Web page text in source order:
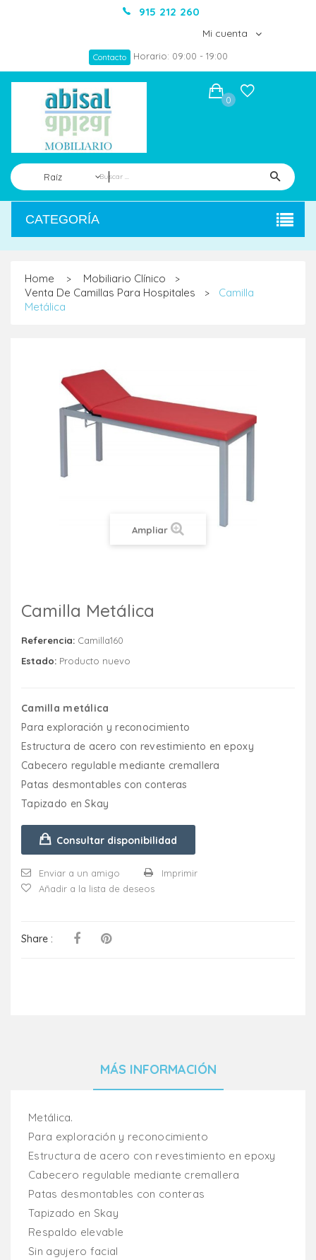
915 212 260
Mi cuenta
Contacto Horario: 09:00 - 19:00
Raíz
0
CATEGORÍA
Home > Mobiliario Clínico >
Venta De Camillas Para Hospitales >
Camilla
Metálica
Ampliar
Camilla Metálica
Referencia: Camilla160
Estado: Producto nuevo
Camilla metálica
Para exploración y reconocimiento
Estructura de acero con revestimiento en epoxy
Cabecero regulable mediante cremallera
Patas desmontables con conteras
Tapizado en Skay
Consultar disponibilidad
Enviar a un amigo
Imprimir
Añadir a la lista de deseos
Share :
MÁS INFORMACIÓN
Metálica.
Para exploración y reconocimiento
Estructura de acero con revestimiento en epoxy
Cabecero regulable mediante cremallera
Patas desmontables con conteras
Tapizado en Skay
Respaldo elevable
Sin agujero facial